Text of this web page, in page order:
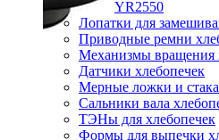
YR2550
Лопатки для
Приводные ремни
Механизмы вращения
Датчики хлебопечек
Мерные ложки и
Сальники вала
ТЭНы для хлебопечек
Формы для выпечки